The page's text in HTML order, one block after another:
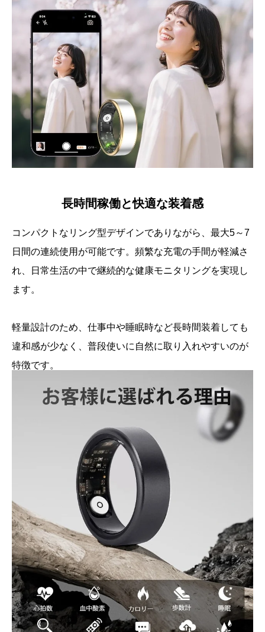
長時間稼働と快適な装着感
コンパクトなリング型デザインでありながら、最大5～7
日間の連続使用が可能です。頻繁な充電の手間が軽減さ
れ、日常生活の中で継続的な健康モニタリングを実現し
ます。
軽量設計のため、仕事中や睡眠時など長時間装着しても
違和感が少なく、普段使いに自然に取り入れやすいのが
特徴です。